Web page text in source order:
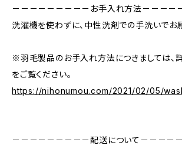
－－－－－－－－－お手入れ方法－－－－
洗濯機を使わずに、中性洗剤での手洗いでお
※羽毛製品のお手入れ方法につきましては、
をご覧ください。
https://nihonumou.com/2021/02/05/
－－－－－－－－－配送について－－－－